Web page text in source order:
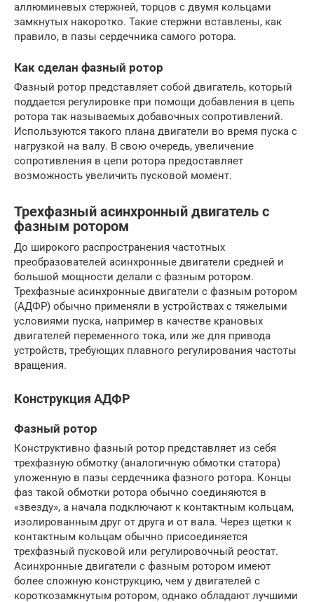
аллюминевых стержней, торцов с двумя кольцами
замкнутых накоротко. Такие стержни вставлены, как
правило, в пазы сердечника самого ротора.
Как сделан фазный ротор
Фазный ротор представляет собой двигатель, который
поддается регулировке при помощи добавления в цепь
ротора так называемых добавочных сопротивлений.
Используются такого плана двигатели во время пуска с
нагрузкой на валу. В свою очередь, увеличение
сопротивления в цепи ротора предоставляет
возможность увеличить пусковой момент.
Трехфазный асинхронный двигатель с
фазным ротором
До широкого распространения частотных
преобразователей асинхронные двигатели средней и
большой мощности делали с фазным ротором.
Трехфазные асинхронные двигатели с фазным ротором
(АДФР) обычно применяли в устройствах с тяжелыми
условиями пуска, например в качестве крановых
двигателей переменного тока, или же для привода
устройств, требующих плавного регулирования частоты
вращения.
Конструкция АДФР
Фазный ротор
Конструктивно фазный ротор представляет из себя
трехфазную обмотку (аналогичную обмотки статора)
уложенную в пазы сердечника фазного ротора. Концы
фаз такой обмотки ротора обычно соединяются в
«звезду», а начала подключают к контактным кольцам,
изолированным друг от друга и от вала. Через щетки к
контактным кольцам обычно присоединяется
трехфазный пусковой или регулировочный реостат.
Асинхронные двигатели с фазным ротором имеют
более сложную конструкцию, чем у двигателей с
короткозамкнутым ротором, однако обладают лучшими